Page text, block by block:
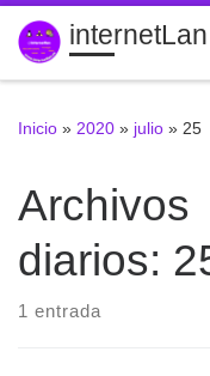
Saltar al contenido
internetLan
Inicio » 2020 » julio » 25
Archivos
diarios:
1 entrada